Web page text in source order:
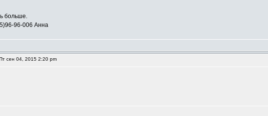
больше.
96-006 Анна
сен 04, 2015 2:20 pm